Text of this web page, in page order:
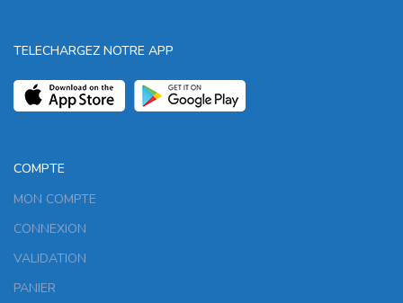
TELECHARGEZ NOTRE APP
COMPTE
MON COMPTE
CONNEXION
VALIDATION
PANIER